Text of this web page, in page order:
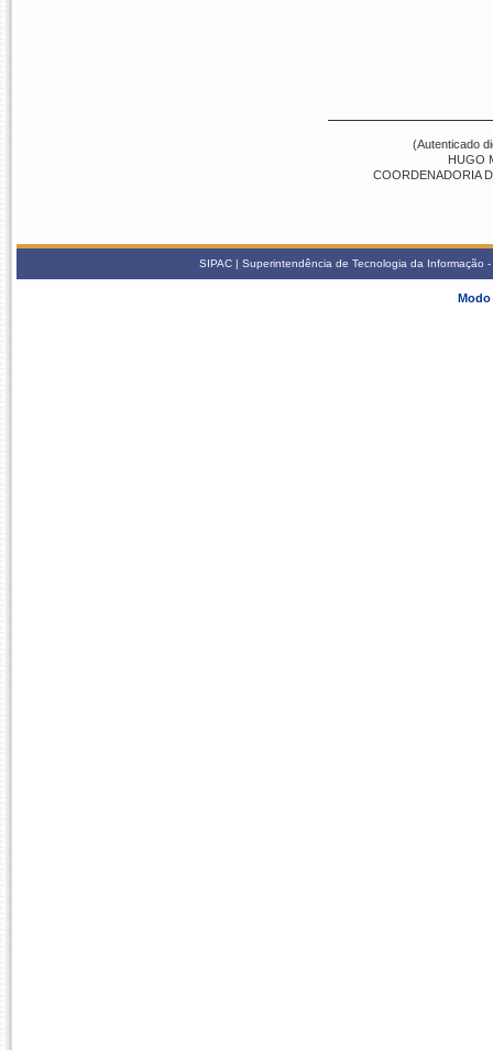
(Autenticado
HUGO
COORDENADORIA
SIPAC | Superintendência de Tecnologia da
Modo